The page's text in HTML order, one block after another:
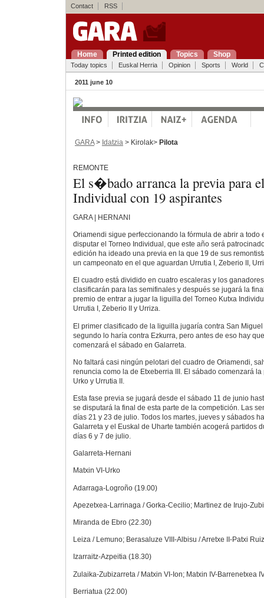
Contact RSS
Home Printed edition Topics Shop
Today topics Euskal Herria Opinion Sports World
2011 june 10
GARA> Idatzia > Kirolak> Pilota
REMONTE
El s�bado arranca la previa para
Individual con 19 aspirantes
GARA | HERNANI
Oriamendi sigue perfeccionando la fórmula de abrir a todo
disputar el Torneo Individual, que este año será
edición ha ideado una previa en la que 19 de sus
un campeonato en el que aguardan Urrutia I, Zeberio II,
El cuadro está dividido en cuatro escaleras y los
clasificarán para las semifinales y después se jugará la
premio de entrar a jugar la liguilla del Torneo Kutxa
Urrutia I, Zeberio II y Urriza.
El primer clasificado de la liguilla jugaría contra San
segundo lo haría contra Ezkurra, pero antes de eso hay
comenzará el sábado en Galarreta.
No faltará casi ningún pelotari del cuadro de Oriamendi,
renuncia como la de Etxeberria III. El sábado comenzará
Urko y Urrutia II.
Esta fase previa se jugará desde el sábado 11 de junio
se disputará la final de esta parte de la competición. Las
días 21 y 23 de julio. Todos los martes, jueves y sábados
Galarreta y el Euskal de Uharte también acogerá partidos
días 6 y 7 de julio.
Galarreta-Hernani
Matxin VI-Urko
Adarraga-Logroño (19.00)
Apezetxea-Larrinaga / Gorka-Cecilio; Martinez de Irujo-
Miranda de Ebro (22.30)
Leiza / Lemuno; Berasaluze VIII-Albisu / Arretxe II-Patxi
Izarraitz-Azpeitia (18.30)
Zulaika-Zubizarreta / Matxin VI-Ion; Matxin IV-Barrenetxea
Berriatua (22.00)